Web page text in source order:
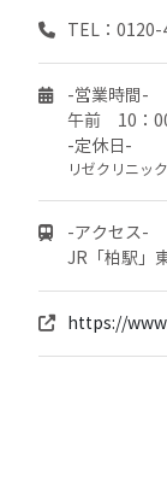
TEL：0120-
-営業時間-
午前 10：
-定休日-
リゼクリニッ
-アクセス-
JR「柏駅」
https://